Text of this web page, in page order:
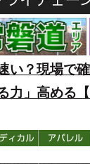
い？現場で
力」高める